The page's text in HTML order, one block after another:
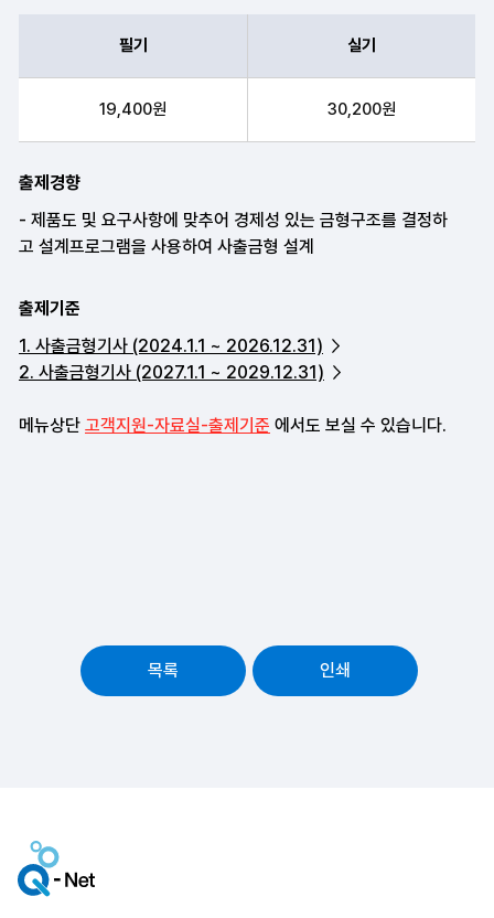
필기 실기
19,400원 30,200원
출제경향
출제기준
1. 사출금형기사 (2024.1.1 ~ 2026.12.31)
2. 사출금형기사 (2027.1.1 ~ 2029.12.31)
메뉴상단 고객지원-자료실-출제기준 에서도 보실 수 있습니다.
목록 인쇄